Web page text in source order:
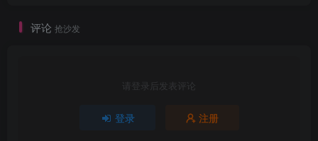
评论 抢沙发
请登录后发表评论
登录 注册